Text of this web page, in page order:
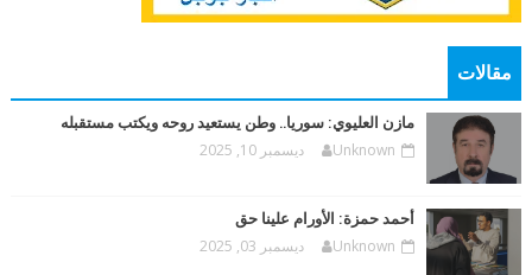
مقالات
مازن العليوي: سوريا.. وطن يستعيد روحه ويكتب مستقبله
Unknown ديسمبر 10, 2025
أحمد حمزة: الأورام علينا حق
Unknown ديسمبر 03, 2025